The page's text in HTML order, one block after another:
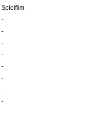
Spielfilm
-
-
-
-
-
-
-
-